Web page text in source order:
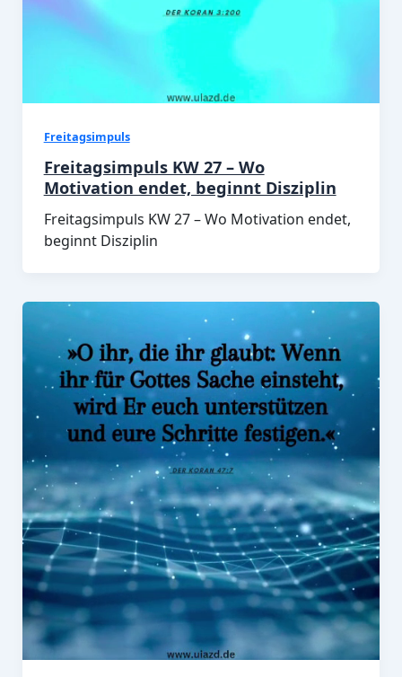
Freitagsimpuls
Freitagsimpuls KW 27 – Wo
Motivation endet, beginnt Disziplin
Freitagsimpuls KW 27 – Wo Motivation endet,
beginnt Disziplin